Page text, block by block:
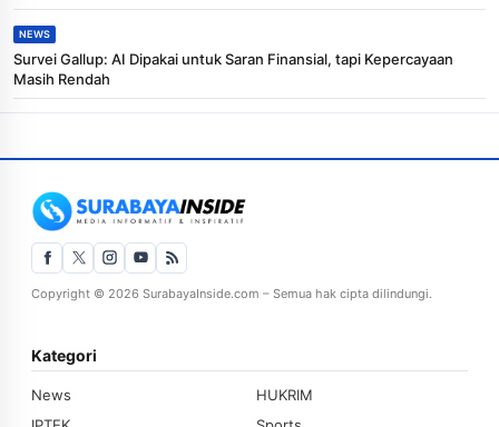
NEWS
Survei Gallup: AI Dipakai untuk Saran Finansial, tapi Kepercayaan
Masih Rendah
Copyright © 2026 SurabayaInside.com – Semua hak cipta dilindungi.
Kategori
News
HUKRIM